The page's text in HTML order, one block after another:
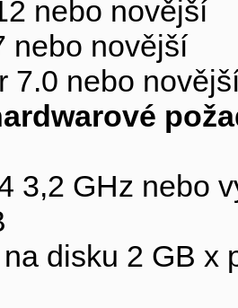
nebo novější
nebo novější
7.0 nebo
3,2 GHz nebo
disku 2 GB x